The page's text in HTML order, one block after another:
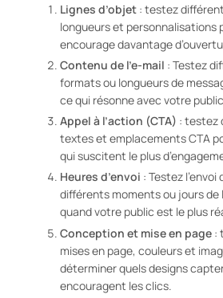
Lignes d’objet : testez
longueurs et personnalisations
encourage davantage
Contenu de l’e-mail : Testez
formats ou longueurs de
ce qui résonne avec votre
Appel à l’action (CTA) : testez
textes et emplacements CTA
qui suscitent le plus
Heures d’envoi : Testez l’envoi
différents moments ou jours de
quand votre public est le plus
Conception et mise en page :
mises en page, couleurs et
déterminer quels designs
encouragent les clics.